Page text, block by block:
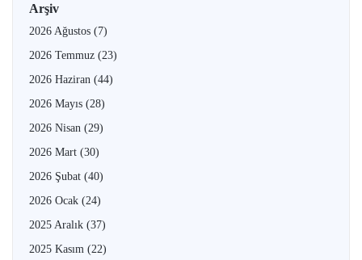
Arşiv
2026 Ağustos (7)
2026 Temmuz (23)
2026 Haziran (44)
2026 Mayıs (28)
2026 Nisan (29)
2026 Mart (30)
2026 Şubat (40)
2026 Ocak (24)
2025 Aralık (37)
2025 Kasım (22)